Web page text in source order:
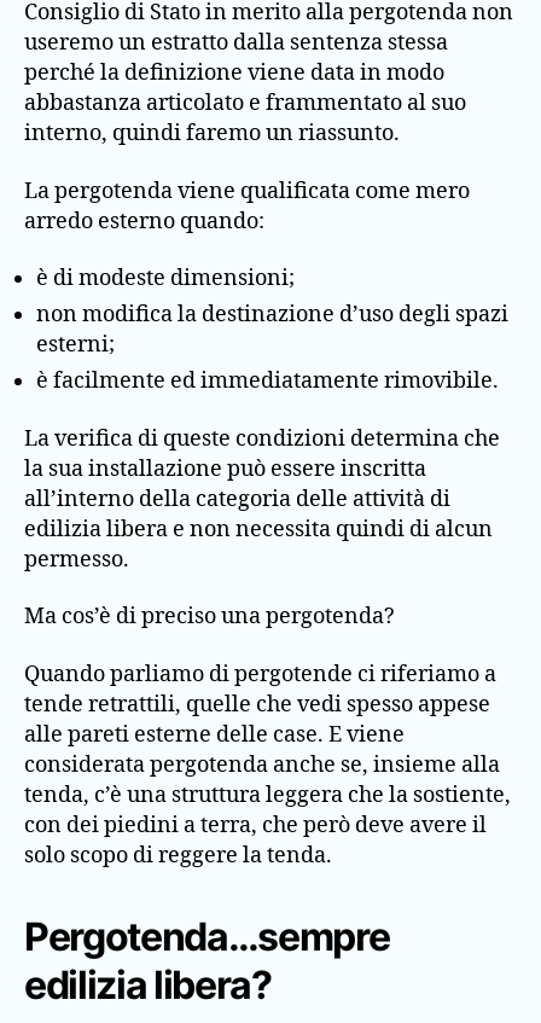
Consiglio di Stato in merito alla pergotenda non
useremo un estratto dalla sentenza stessa
perché la definizione viene data in modo
abbastanza articolato e frammentato al suo
interno, quindi faremo un riassunto.
La pergotenda viene qualificata come mero
arredo esterno quando:
è di modeste dimensioni;
non modifica la destinazione d’uso degli spazi
esterni;
è facilmente ed immediatamente rimovibile.
La verifica di queste condizioni determina che
la sua installazione può essere inscritta
all’interno della categoria delle attività di
edilizia libera e non necessita quindi di alcun
permesso.
Ma cos’è di preciso una pergotenda?
Quando parliamo di pergotende ci riferiamo a
tende retrattili, quelle che vedi spesso appese
alle pareti esterne delle case. E viene
considerata pergotenda anche se, insieme alla
tenda, c’è una struttura leggera che la sostiente,
con dei piedini a terra, che però deve avere il
solo scopo di reggere la tenda.
Pergotenda…sempre
edilizia libera?